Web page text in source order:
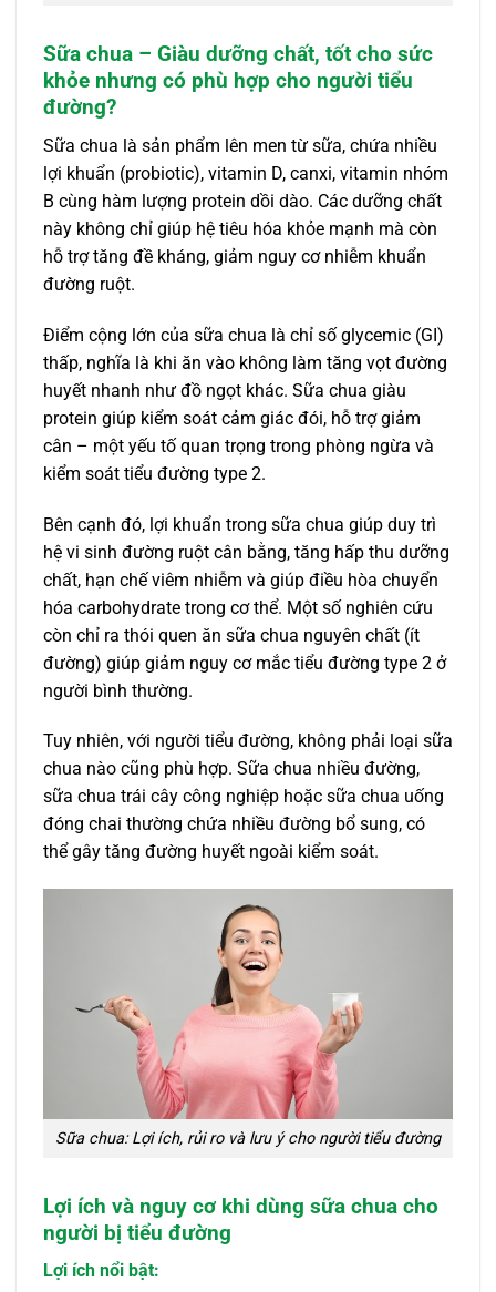
Sữa chua – Giàu dưỡng chất, tốt cho sức
khỏe nhưng có phù hợp cho người tiểu
đường?
Sữa chua là sản phẩm lên men từ sữa, chứa nhiều
lợi khuẩn (probiotic), vitamin D, canxi, vitamin nhóm
B cùng hàm lượng protein dồi dào. Các dưỡng chất
này không chỉ giúp hệ tiêu hóa khỏe mạnh mà còn
hỗ trợ tăng đề kháng, giảm nguy cơ nhiễm khuẩn
đường ruột.
Điểm cộng lớn của sữa chua là chỉ số glycemic (GI)
thấp, nghĩa là khi ăn vào không làm tăng vọt đường
huyết nhanh như đồ ngọt khác. Sữa chua giàu
protein giúp kiểm soát cảm giác đói, hỗ trợ giảm
cân – một yếu tố quan trọng trong phòng ngừa và
kiểm soát tiểu đường type 2.
Bên cạnh đó, lợi khuẩn trong sữa chua giúp duy trì
hệ vi sinh đường ruột cân bằng, tăng hấp thu dưỡng
chất, hạn chế viêm nhiễm và giúp điều hòa chuyển
hóa carbohydrate trong cơ thể. Một số nghiên cứu
còn chỉ ra thói quen ăn sữa chua nguyên chất (ít
đường) giúp giảm nguy cơ mắc tiểu đường type 2 ở
người bình thường.
Tuy nhiên, với người tiểu đường, không phải loại sữa
chua nào cũng phù hợp. Sữa chua nhiều đường,
sữa chua trái cây công nghiệp hoặc sữa chua uống
đóng chai thường chứa nhiều đường bổ sung, có
thể gây tăng đường huyết ngoài kiểm soát.
Sữa chua: Lợi ích, rủi ro và lưu ý cho người tiểu đường
Lợi ích và nguy cơ khi dùng sữa chua cho
người bị tiểu đường
Lợi ích nổi bật: